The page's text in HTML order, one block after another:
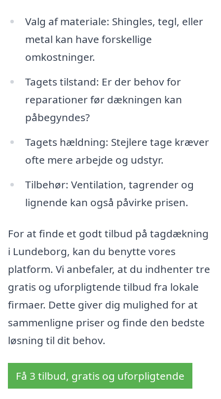
Valg af materiale: Shingles, tegl, eller
metal kan have forskellige
omkostninger.
Tagets tilstand: Er der behov for
reparationer før dækningen kan
påbegyndes?
Tagets hældning: Stejlere tage kræver
ofte mere arbejde og udstyr.
Tilbehør: Ventilation, tagrender og
lignende kan også påvirke prisen.
For at finde et godt tilbud på tagdækning
i Lundeborg, kan du benytte vores
platform. Vi anbefaler, at du indhenter tre
gratis og uforpligtende tilbud fra lokale
firmaer. Dette giver dig mulighed for at
sammenligne priser og finde den bedste
løsning til dit behov.
Få 3 tilbud, gratis og uforpligtende